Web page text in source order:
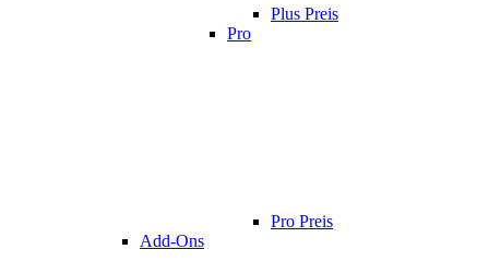
Plus Preis
Pro
Pro Preis
Add-Ons